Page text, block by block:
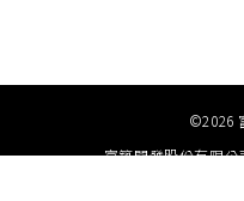
©2026
富築開發股份有限公